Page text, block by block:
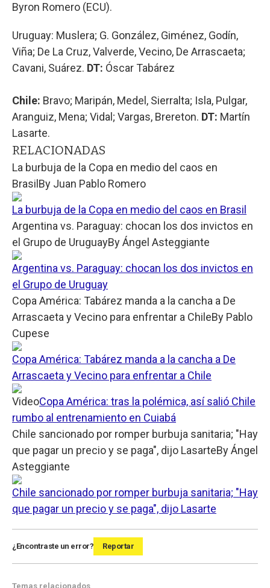
Byron Romero (ECU).
Uruguay: Muslera; G. González, Giménez, Godín,
Viña; De La Cruz, Valverde, Vecino, De Arrascaeta;
Cavani, Suárez. DT: Óscar Tabárez
Chile: Bravo; Maripán, Medel, Sierralta; Isla, Pulgar,
Aranguiz, Mena; Vidal; Vargas, Brereton. DT: Martín
Lasarte.
RELACIONADAS
La burbuja de la Copa en medio del caos en
Brasil By Juan Pablo Romero
La burbuja de la Copa en medio del caos en Brasil
Argentina vs. Paraguay: chocan los dos invictos en
el Grupo de UruguayByÁngel Asteggiante
Argentina vs. Paraguay: chocan los dos invictos en
el Grupo de Uruguay
Copa América: Tabárez manda a la cancha a De
Arrascaeta y Vecino para enfrentar a ChileBy Pablo
Cupese
Copa América: Tabárez manda a la cancha a De
Arrascaeta y Vecino para enfrentar a Chile
VideoCopa América: tras la polémica, así salió Chile
rumbo al entrenamiento en Cuiabá
Chile sancionado por romper burbuja sanitaria; "Hay
que pagar un precio y se paga", dijo LasarteByÁngel
Asteggiante
Chile sancionado por romper burbuja sanitaria; "Hay
que pagar un precio y se paga", dijo Lasarte
¿Encontraste un error? Reportar
Temas relacionados